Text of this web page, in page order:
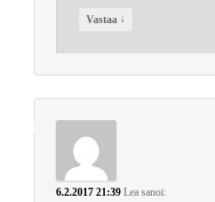
Vastaa ↓
6.2.2017 21:39 Lea sanoi: